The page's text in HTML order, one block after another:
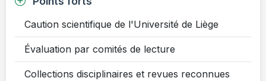
Caution scientifique de l'Université de Liège
Évaluation par comités de lecture
Collections disciplinaires et revues reconnues